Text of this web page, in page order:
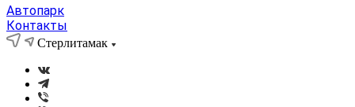
Автопарк
Контакты
Стерлитамак